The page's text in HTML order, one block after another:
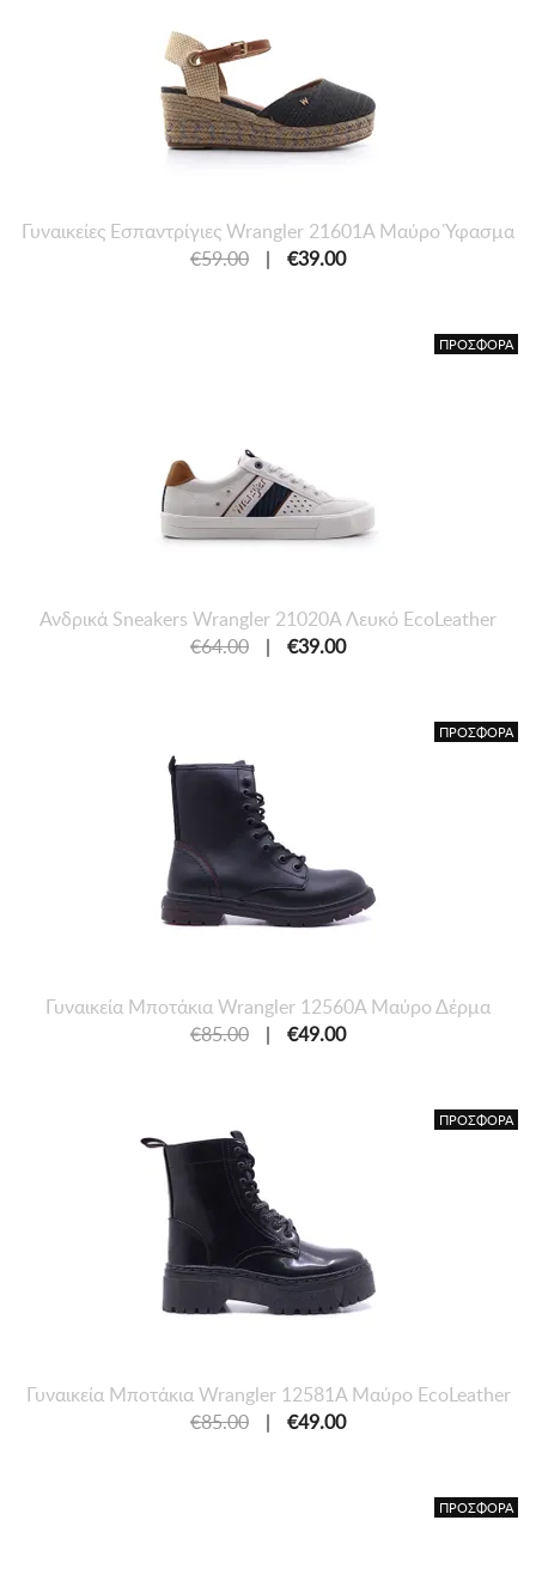
Γυναικείες Εσπαντρίγιες Wrangler 21601A Μαύρο Ύφασμα
€59.00
| €39.00
ΠΡΟΣΦΟΡΑ
Ανδρικά Sneakers Wrangler 21020A Λευκό EcoLeather
€64.00
| €39.00
ΠΡΟΣΦΟΡΑ
Γυναικεία Μποτάκια Wrangler 12560A Μαύρο Δέρμα
€85.00
| €49.00
ΠΡΟΣΦΟΡΑ
Γυναικεία Μποτάκια Wrangler 12581A Μαύρο EcoLeather
€85.00
| €49.00
ΠΡΟΣΦΟΡΑ